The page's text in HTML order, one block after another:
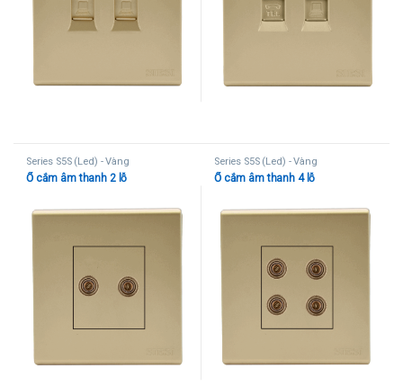
Series S5S (Led) - Vàng
Ổ cắm âm thanh 2 lỗ
Series S5S (Led) - Vàng
Ổ cắm âm thanh 4 lỗ